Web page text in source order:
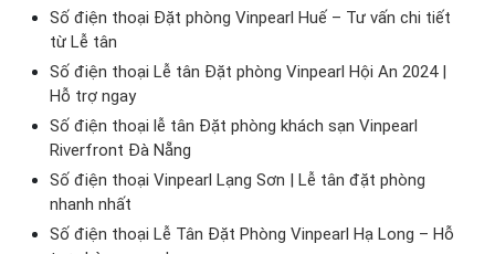
Số điện thoại Đặt phòng Vinpearl Huế – Tư vấn chi tiết
từ Lễ tân
Số điện thoại Lễ tân Đặt phòng Vinpearl Hội An 2024 |
Hỗ trợ ngay
Số điện thoại lễ tân Đặt phòng khách sạn Vinpearl
Riverfront Đà Nẵng
Số điện thoại Vinpearl Lạng Sơn | Lễ tân đặt phòng
nhanh nhất
Số điện thoại Lễ Tân Đặt Phòng Vinpearl Hạ Long – Hỗ